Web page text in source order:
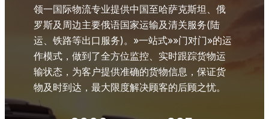
领一国际物流专业提供中国至哈萨克斯坦、俄
罗斯及周边主要俄语国家运输及清关服务(陆
运、铁路等出口服务)。»一站式»»门对门»的运
作模式，做到了全方位监控、实时跟踪货物运
输状态，为客户提供准确的货物信息，保证货
物及时到达，最大限度解决顾客的后顾之忧。